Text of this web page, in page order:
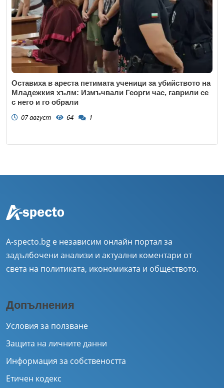
Оставиха в ареста петимата ученици за убийството на
Младежкия хълм: Измъчвали Георги час, гаврили се
с него и го обрали
07 август 64 1
A-specto.bg е независим онлайн портал за
задълбочени анализи и актуални коментари от
света на политиката, икономиката и обществото.
Допълнения
Условия за ползване
Защита на личните данни
Информация за собствеността
Етичен кодекс